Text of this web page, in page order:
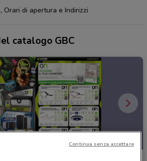
Orari di apertura e Indirizzi
catalogo GBC
Continua senza accettare